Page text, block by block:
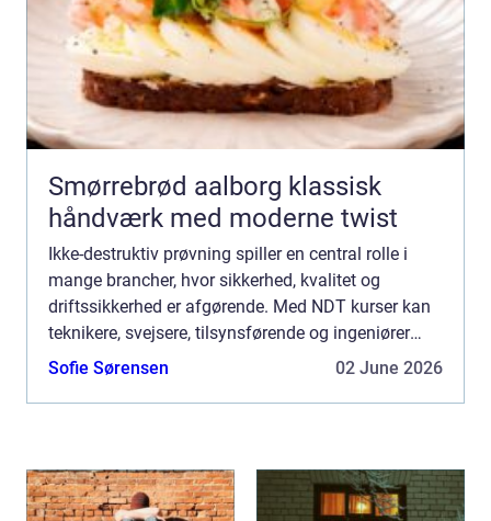
Smørrebrød aalborg klassisk
håndværk med moderne twist
Ikke-destruktiv prøvning spiller en central rolle i
mange brancher, hvor sikkerhed, kvalitet og
driftssikkerhed er afgørende. Med NDT kurser kan
teknikere, svejsere, tilsynsførende og ingeniører
dokumentere deres kompetencer og arbejde mere
Sofie Sørensen 02 June 2026